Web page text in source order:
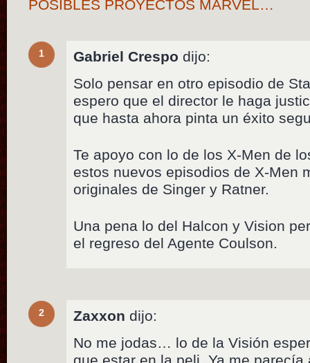
POSIBLES PROYECTOS MARVEL…
1 Gabriel Crespo dijo:
Solo pensar en otro episodio de
espero que el director le haga
que hasta ahora pinta un éxito
Te apoyo con lo de los X-Men de
estos nuevos episodios de X-Men
originales de Singer y Ratner.
Una pena lo del Halcon y Vision
el regreso del Agente Coulson.
2 Zaxxon dijo:
No me jodas… lo de la Visión